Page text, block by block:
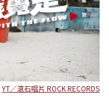
YT／滾石唱片 ROCK RECORDS